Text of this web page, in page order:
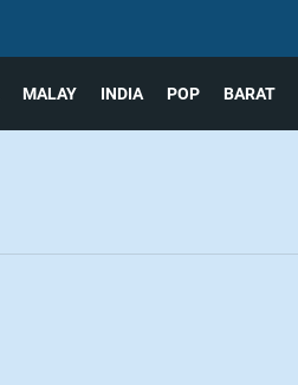
MALAY INDIA POP BARAT